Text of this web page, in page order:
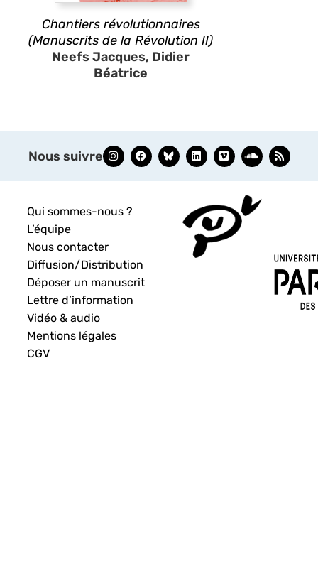
Chantiers révolutionnaires
(Manuscrits de la Révolution II)
Neefs Jacques, Didier
Béatrice
Nous suivre
Qui sommes-nous ?
L’équipe
Nous contacter
Diffusion/Distribution
Déposer un manuscrit
Lettre d’information
Vidéo & audio
Mentions légales
CGV